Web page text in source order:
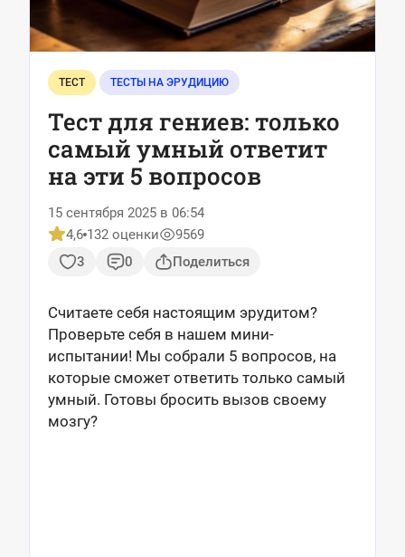
ТЕСТ ТЕСТЫ НА ЭРУДИЦИЮ
Тест для гениев: только
самый умный ответит
на эти 5 вопросов
15 сентября 2025 в 06:54
4,6 132 оценки
9569
3
0 Поделиться
Считаете себя настоящим эрудитом?
Проверьте себя в нашем мини-
испытании! Мы собрали 5 вопросов, на
которые сможет ответить только самый
умный. Готовы бросить вызов своему
мозгу?